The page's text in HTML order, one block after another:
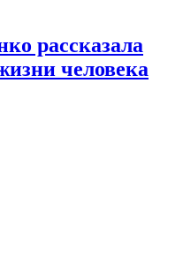
рассказала
человека